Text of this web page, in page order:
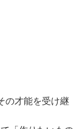
の才能を受け継